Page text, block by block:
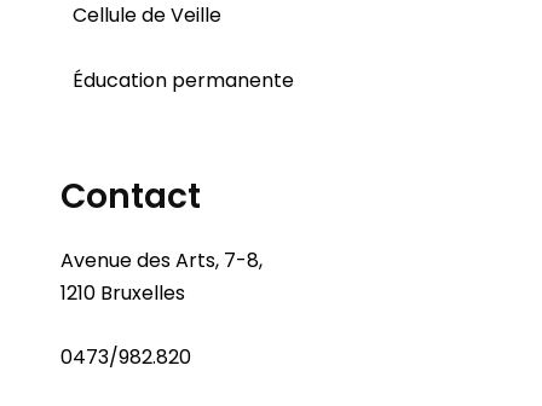
Cellule de Veille
Éducation permanente
Contact
Avenue des Arts, 7-8,
1210 Bruxelles
0473/982.820